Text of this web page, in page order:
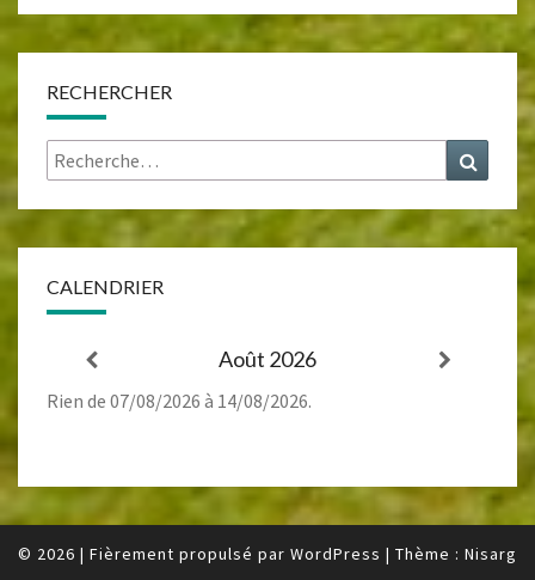
RECHERCHER
Rechercher :
CALENDRIER
Août 2026
Rien de 07/08/2026 à 14/08/2026.
© 2026 | Fièrement propulsé par WordPress | Thème : Nisarg